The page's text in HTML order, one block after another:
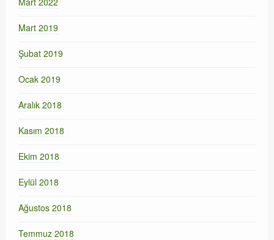
Mart 2019
Şubat 2019
Ocak 2019
Aralık 2018
Kasım 2018
Ekim 2018
Eylül 2018
Ağustos 2018
Temmuz 2018